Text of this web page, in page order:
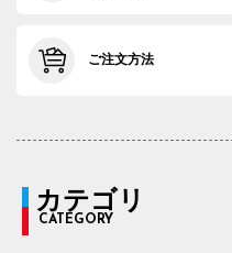
ご注文方法
カテゴリ
CATEGORY